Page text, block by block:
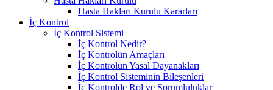
Hasta Hakları Kurulu Kararları
İç Kontrol
İç Kontrol Sistemi
İç Kontrol Nedir?
İç Kontrolün Amaçları
İç Kontrolün Yasal Dayanakları
İç Kontrol Sisteminin Bileşenleri
İç Kontrolde Rol ve Sorumluluklar